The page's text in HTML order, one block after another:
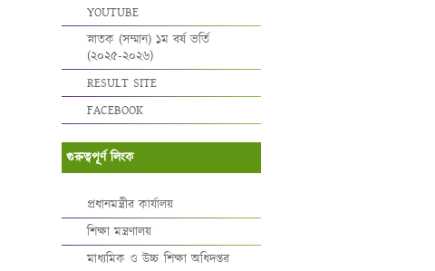
YOUTUBE
স্নাতক (সম্মান) ১ম বর্ষ ভর্তি
(২০২৫-২০২৬)
RESULT SITE
FACEBOOK
গুরুত্বপূর্ণ লিংক
প্রধানমন্ত্রীর কার্যালয়
শিক্ষা মন্ত্রণালয়
মাধ্যমিক ও উচ্চ শিক্ষা অধিদপ্তর